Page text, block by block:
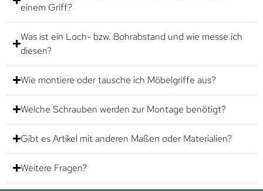
einem Griff?
Was ist ein Loch- bzw. Bohrabstand und wie messe ich
diesen?
Wie montiere oder tausche ich Möbelgriffe aus?
Welche Schrauben werden zur Montage benötigt?
Gibt es Artikel mit anderen Maßen oder Materialien?
Weitere Fragen?